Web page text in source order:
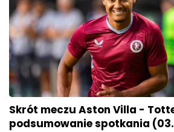
Skrót meczu Aston Villa -
podsumowanie spotkania